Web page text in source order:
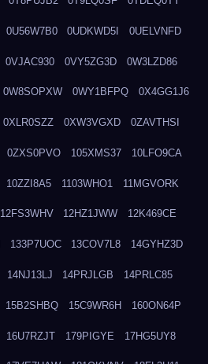
0U56W7B0 0UDKWD5I 0UELVNFD
0VJAC930 0VY5ZG3D 0W3LZD86
0W8SOPXW 0WY1BFPQ 0X4GG1J6
0XLR0SZZ 0XW3VGXD 0ZAVTHSI
0ZXS0PVO 105XMS37 10LFO9CA
10ZZI8A5 1103WHO1 11MGVORK
12FS3WHV 12HZ1JWW 12K469CE
133P7UOC 13COV7L8 14GYHZ3D
14NJ13LJ 14PRJLGB 14PRLC85
15B2SHBQ 15C9WR6H 160ON64P
16U7RZJT 179PIGYE 17HG5UY8